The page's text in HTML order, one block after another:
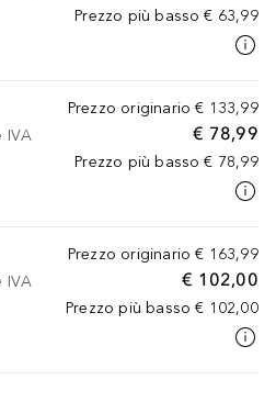
Prezzo più basso € 63,99
Prezzo originario € 133,99
€ 78,99
Prezzo più basso € 78,99
IVA
Prezzo originario € 163,99
€ 102,00
Prezzo più basso € 102,00
IVA